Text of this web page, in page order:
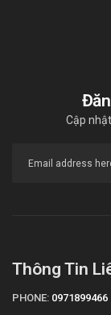
Cập
Thông Tin
PHONE: 0971899466